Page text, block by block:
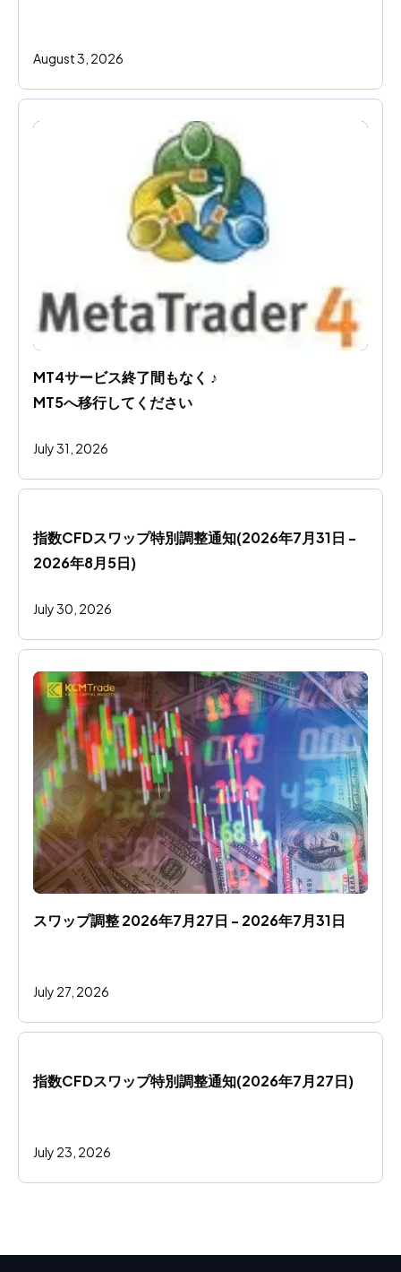
August 3, 2026
MT4サービス終了間もなく ♪
MT5へ移行してください
July 31, 2026
指数CFDスワップ特別調整通知(2026年7月31日 -
2026年8月5日)
July 30, 2026
スワップ調整 2026年7月27日 - 2026年7月31日
July 27, 2026
指数CFDスワップ特別調整通知(2026年7月27日)
July 23, 2026